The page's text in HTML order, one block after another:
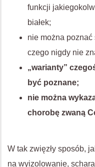
funkcji
białek;
nie można
czego nigdy nie
„warianty”
być poznane;
nie można
chorobę zwaną
W tak zwięzły sposób,
na wyizolowanie,